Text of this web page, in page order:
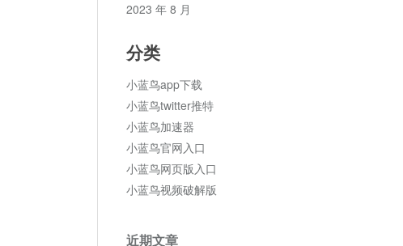
2023 年 8 月
分类
小蓝鸟app下载
小蓝鸟twitter推特
小蓝鸟加速器
小蓝鸟官网入口
小蓝鸟网页版入口
小蓝鸟视频破解版
近期文章